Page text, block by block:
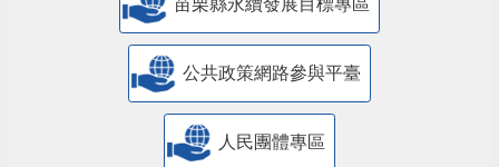
苗栗縣永續發展目標專區
公共政策網路參與平臺
人民團體專區